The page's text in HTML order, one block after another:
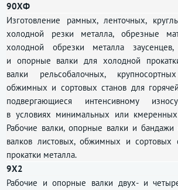
90ХФ
Изготовление рамных, ленточных,
холодной резки металла, обрезные
холодной обрезки металла
и опорные валки для холодной
валки рельсобалочных,
обжимных и сортовых станов для
подвергающиеся интенсивному
в условиях минимальных или
Рабочие валки, опорные валки и бандажи
валков листовых, обжимных и сортовых
прокатки металла.
9Х2
Рабочие и опорные валки двух- и